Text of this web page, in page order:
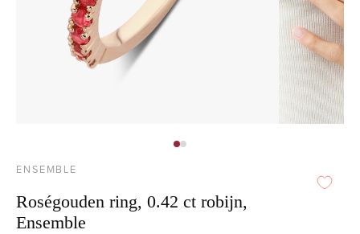
ENSEMBLE
Roségouden ring, 0.42 ct robijn,
Ensemble